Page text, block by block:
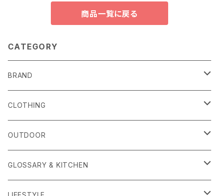
商品一覧に戻る
CATEGORY
BRAND
alls
Amina Collection
APOTHEKE FRAGRANCE
BAICYCLON
CLOTHING
OUTER
TOPS
BOTTOMS
OUTDOOR
CARRYING GOODS
LIGHTING
GLOSSARY & KITCHEN
FOOD